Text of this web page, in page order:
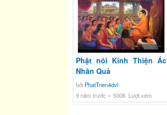
Phật nói Kinh Thiện Ác
Nhân Quả
bởi PhatTrien4dvl
9 năm trước
5008 Lượt xem